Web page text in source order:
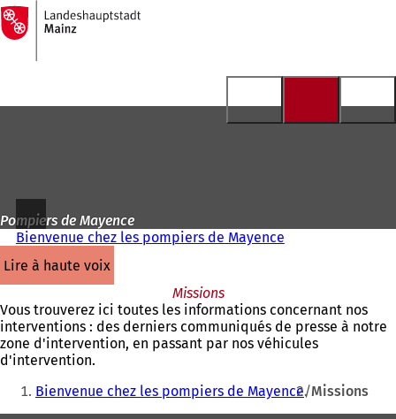
Accéder au contenu
Vers
la
page
d'accueil
Pompiers de Mayence
Bienvenue chez les pompiers de Mayence
lire à haute voix
Missions
Vous trouverez ici toutes les informations concernant nos
interventions : des derniers communiqués de presse à notre
zone d'intervention, en passant par nos véhicules
d'intervention.
Vous
êtes
Bienvenue chez les pompiers de Mayence Missions